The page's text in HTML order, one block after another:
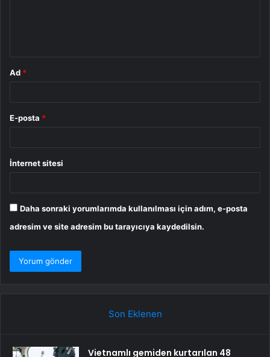
Ad *
E-posta *
İnternet sitesi
Daha sonraki yorumlarımda kullanılması için adım, e-posta
adresim ve site adresim bu tarayıcıya kaydedilsin.
Son Eklenen
Vietnamlı gemiden kurtarılan 48